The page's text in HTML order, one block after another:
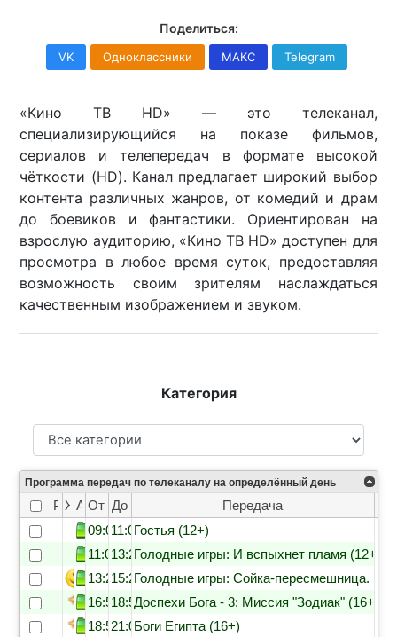
Поделиться:
VK Одноклассники МАКС Telegram
«Кино ТВ HD» — это телеканал,
специализирующийся на показе фильмов,
сериалов и телепередач в формате высокой
чёткости (HD). Канал предлагает широкий выбор
контента различных жанров, от комедий и драм
до боевиков и фантастики. Ориентирован на
взрослую аудиторию, «Кино ТВ HD» доступен для
просмотра в любое время суток, предоставляя
возможность своим зрителям наслаждаться
качественным изображением и звуком.
Категория
Программа передач по телеканалу на определённый день
Рейтинг
Жанр
Анонс
От До
Передача
09:0011:05Гостья (12+)
11:0513:25Голодные игры: И вспыхнет пламя (12+)
13:2515:20Голодные игры: Сойка-пересмешница.
16:5518:55Доспехи Бога - 3: Миссия "Зодиак" (16+)
18:5521:00Боги Египта (16+)